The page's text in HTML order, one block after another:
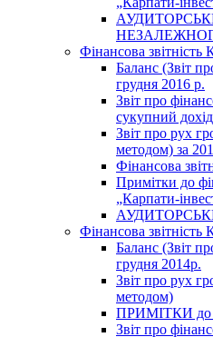
Фінансова звітність
Баланс (Звіт
грудня 2016 р.
Звіт про
сукупний
Звіт про рух
методом) за
Фінансова
Примітки до
„Карпати-
Фінансова звітність
Баланс (Звіт
грудня 2014р.
Звіт про рух
методом)
ПРИМІТКИ до
Звіт про